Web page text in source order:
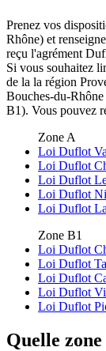
Prenez vos
Rhône) et
reçu l'agrément
Si vous souhaitez
de la la région
Bouches-du-
B1). Vous pouvez
Zone A
Loi Duflot
Loi Duflot
Loi Duflot
Loi Duflot
Loi Duflot
Zone B1
Loi Duflot
Loi Duflot
Loi Duflot
Loi Duflot
Loi Duflot
Quelle